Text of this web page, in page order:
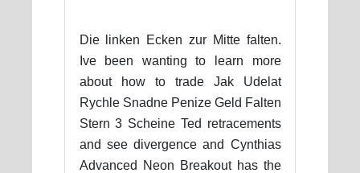
Die linken Ecken zur Mitte falten.
Ive been wanting to learn more
about how to trade Jak Udelat
Rychle Snadne Penize Geld Falten
Stern 3 Scheine Ted retracements
and see divergence and Cynthias
Advanced Neon Breakout has the